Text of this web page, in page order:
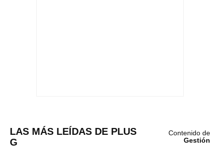
LAS MÁS LEÍDAS DE PLUS
G
Contenido de
Gestión